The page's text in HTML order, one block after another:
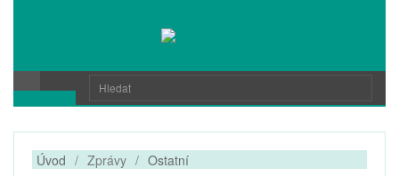
Úvod / Zprávy / Ostatní